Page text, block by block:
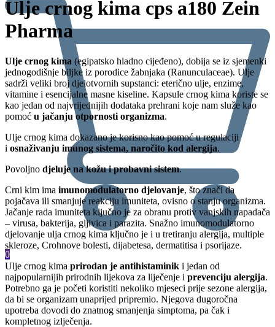
0
Ulje crnog kima cps a180 Zein
Pharma
Ulje crnog kima (egipatsko hladno cijeđeno), dobija se iz sjemenki
jednogodišnje biljke iz porodice žabnjaka (Ranunculaceae). Ulje
sadrži veliki broj djelotvornih supstanci: eterično ulje, enzime,
vitamine i esencijalne masne kiseline. Kapsule crnog kima koriste se
kao jedan od najvrijednijih dodataka prehrani koje nam služe kao
pomoć u jačanju otpornosti organizma.
Ulje crnog kima dokazano je korisno kao pomoć u regulaciji
i osnaživanju imunog sistema, naročito kod alergija.
Povoljno djeluje na kožu i probavni sistem.
Crni kim ima imunomodulatorno djelovanje, što znači da
pojačava ili smanjuje reakciju imuniteta, ovisno o stanju organizma.
Jačanje rada imuniteta ključno je za obranu protiv vanjskih napadača
– virusa, bakterija, gljivica i parazita. Snažno imunomodulatorno
djelovanje ulja crnog kima ključno je i u tretiranju alergija, multiple
skleroze, Crohnove bolesti, dijabetesa, dermatitisa i psorijaze.
Ulje crnog kima prirodan je antihistaminik i jedan od
najpopularnijih prirodnih lijekova za liječenje i prevenciju alergija.
Potrebno ga je početi koristiti nekoliko mjeseci prije sezone alergija,
da bi se organizam unaprijed pripremio. Njegova dugoročna
upotreba dovodi do znatnog smanjenja simptoma, pa čak i
kompletnog izlječenja.